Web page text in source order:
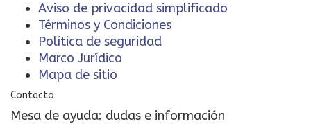
Aviso de privacidad simplificado
Términos y Condiciones
Política de seguridad
Marco Jurídico
Mapa de sitio
Contacto
Mesa de ayuda: dudas e información